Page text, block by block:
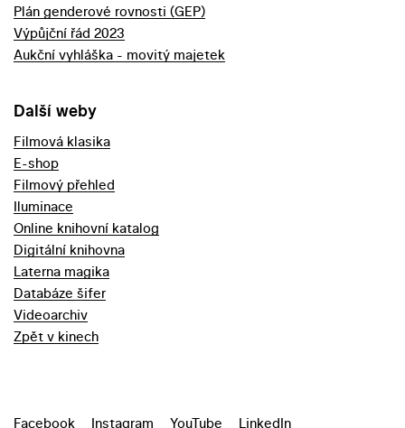
Plán genderové rovnosti (GEP)
Výpůjční řád 2023
Aukční vyhláška - movitý majetek
Další weby
Filmová klasika
E-shop
Filmový přehled
Iluminace
Online knihovní katalog
Digitální knihovna
Laterna magika
Databáze šifer
Videoarchiv
Zpět v kinech
Facebook Instagram YouTube LinkedIn